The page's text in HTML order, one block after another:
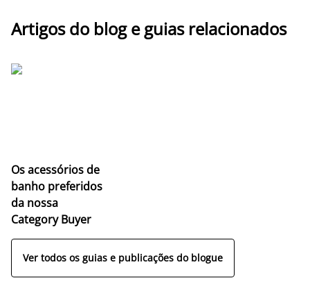
Artigos do blog e guias relacionados
Os acessórios de
banho preferidos
da nossa
Category Buyer
Ver todos os guias e publicações do blogue